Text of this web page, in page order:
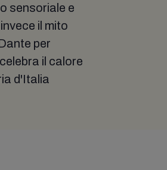
sensoriale e
il mito
per
il calore
d'Italia